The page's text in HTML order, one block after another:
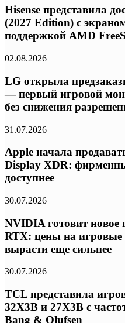
Hisense представила
(2027 Edition) с
поддержкой AMD
02.08.2026
LG открыла
— первый игровой
без снижения
31.07.2026
Apple начала
Display XDR:
доступнее
30.07.2026
NVIDIA готовит новое
RTX: цены на игровые
вырасти еще сильнее
30.07.2026
TCL представила
32X3B и 27X3B с
Bang & Olufsen